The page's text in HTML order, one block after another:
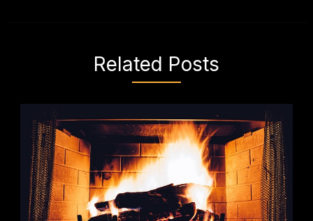
Related Posts